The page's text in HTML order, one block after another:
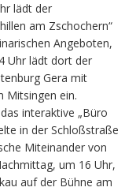
lädt der
am Zschochern“
Angeboten,
Uhr lädt dort der
Gera mit
Mitsingen ein.
interaktive „Büro
in der Schloßstraße
Miteinander von
um 16 Uhr,
auf der Bühne am